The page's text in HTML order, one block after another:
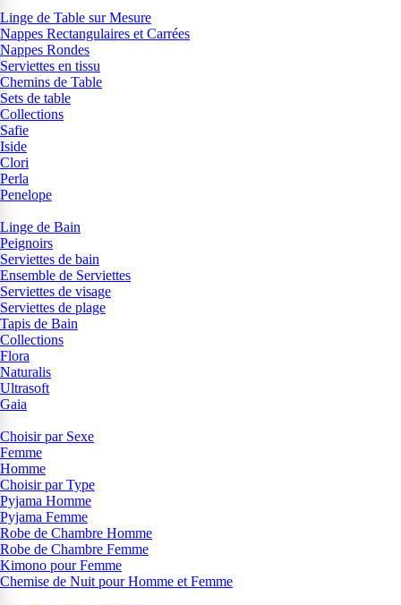
Linge de Table sur Mesure
Nappes Rectangulaires et Carrées
Nappes Rondes
Serviettes en tissu
Chemins de Table
Sets de table
Collections
Safie
Iside
Clori
Perla
Penelope
Linge de Bain
Peignoirs
Serviettes de bain
Ensemble de Serviettes
Serviettes de visage
Serviettes de plage
Tapis de Bain
Collections
Flora
Naturalis
Ultrasoft
Gaia
Choisir par Sexe
Femme
Homme
Choisir par Type
Pyjama Homme
Pyjama Femme
Robe de Chambre Homme
Robe de Chambre Femme
Kimono pour Femme
Chemise de Nuit pour Homme et Femme